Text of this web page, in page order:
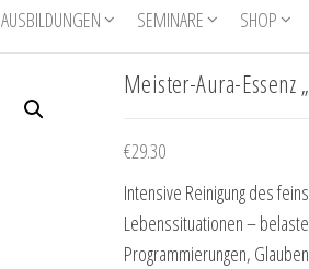
AUSBILDUNGEN SEMINARE SHOP
Meister-Aura-Essenz
€29.30
Intensive Reinigung des
Lebenssituationen –
Programmierungen,